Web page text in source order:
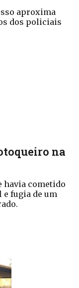
aproxima
dos policiais
na
havia cometido
fugia de um